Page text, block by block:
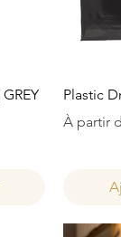
Plastic
À partir
Prix